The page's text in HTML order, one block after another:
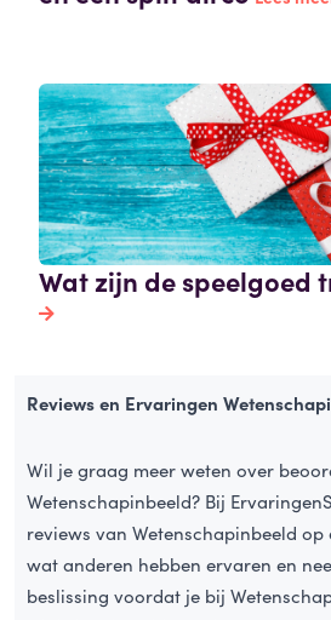
Wat zijn de speelgoed
Reviews en Ervaringen
Wil je graag meer weten over
Wetenschapinbeeld? Bij
reviews van Wetenschapinbeeld op
wat anderen hebben ervaren en
beslissing voordat je bij